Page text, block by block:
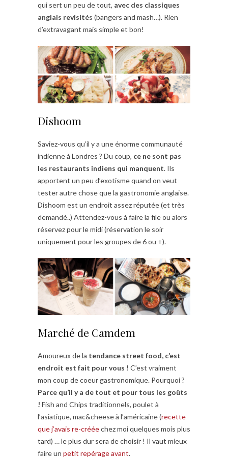
qui sert un peu de tout, avec des classiques
anglais revisités (bangers and mash…). Rien
d’extravagant mais simple et bon!
Dishoom
Saviez-vous qu’il y a une énorme communauté
indienne à Londres ? Du coup, ce ne sont pas
les restaurants indiens qui manquent. Ils
apportent un peu d’exotisme quand on veut
tester autre chose que la gastronomie anglaise.
Dishoom est un endroit assez réputée (et très
demandé..) Attendez-vous à faire la file ou alors
réservez pour le midi (réservation le soir
uniquement pour les groupes de 6 ou +).
Marché de Camdem
Amoureux de la tendance street food, c’est
endroit est fait pour vous ! C’est vraiment
mon coup de coeur gastronomique. Pourquoi ?
Parce qu’il y a de tout et pour tous les goûts
! Fish and Chips traditionnels, poulet à
l’asiatique, mac&cheese à l’américaine (recette
que j’avais re-crééechez moi quelques mois plus
tard) … le plus dur sera de choisir ! Il vaut mieux
faire un petit repérage avant.